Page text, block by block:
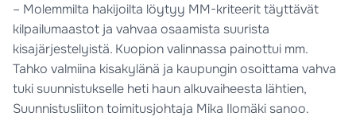
– Molemmilta hakijoilta löytyy MM-kriteerit täyttävät
kilpailumaastot ja vahvaa osaamista suurista
kisajärjestelyistä. Kuopion valinnassa painottui mm.
Tahko valmiina kisakylänä ja kaupungin osoittama vahva
tuki suunnistukselle heti haun alkuvaiheesta lähtien,
Suunnistusliiton toimitusjohtaja Mika Ilomäki sanoo.